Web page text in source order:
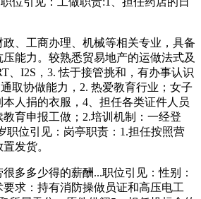
工商办理、机械等相关专业，具备
能力。较熟悉贸易地产的运做法式及
、I2S，3. 怯于接管挑和，有办事认识
取协做能力，2. 热爱教育行业；女子
人捐的衣服，4、担任各类证件人员
育申报工做；2.培训机制：一经登
职位引见：岗亭职责：1.担任按照营
发货。
多少得的薪酬...职位引见：性别：
要求：持有消防操做员证和高压电工